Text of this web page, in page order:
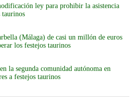
ley para prohibir la asistencia
taurinos
(Málaga) de casi un millón de euros
los festejos taurinos
la segunda comunidad autónoma en
a festejos taurinos